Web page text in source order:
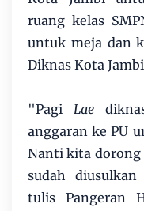
ruang kelas
untuk meja dan
Diknas Kota
"Pagi Lae
anggaran ke PU
Nanti kita dorong
sudah
tulis Pangeran